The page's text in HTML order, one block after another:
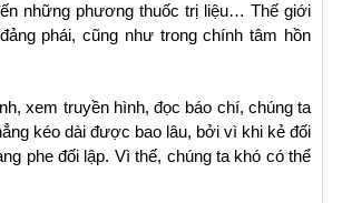
những phương thuốc trị liệu… Thế giới
phái, cũng như trong chính tâm hồn
xem truyền hình, đọc báo chí, chúng ta
kéo dài được bao lâu, bởi vì khi kẻ đối
phe đối lập. Vì thế, chúng ta khó có thể